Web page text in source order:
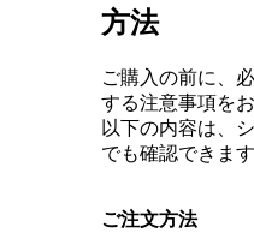
方法
ご購入の前に、
する注意事項を
以下の内容は、
でも確認できます
ご注文方法